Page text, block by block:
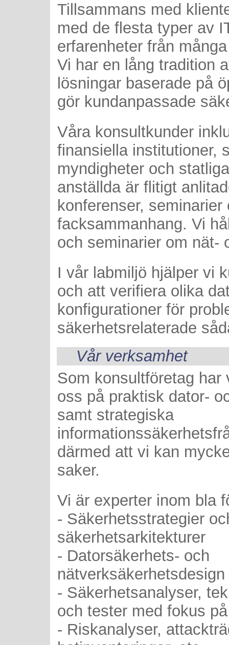
Tillsammans med
med de flesta typer av
erfarenheter från
Vi har en lång tradition
lösningar baserade på
gör kundanpassade
Våra konsultkunder
finansiella institutioner,
myndigheter och
anställda är flitigt
konferenser, seminarier
facksammanhang. Vi
och seminarier om nät-
I vår labmiljö hjälper vi
och att verifiera olika
konfigurationer för
säkerhetsrelaterade
Vår verksamhet
Som konsultföretag har
oss på praktisk dator-
samt strategiska
därmed att vi kan
saker.
Vi är experter inom bla
- Säkerhetsstrategier
säkerhetsarkitekturer
- Datorsäkerhets- och
nätverksäkerhetsdesign
- Säkerhetsanalyser,
och tester med fokus
- Riskanalyser,